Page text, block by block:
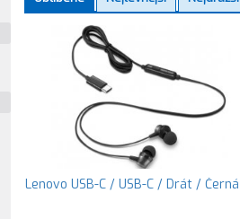
Lenovo USB-C / USB-C / Drát / Černá